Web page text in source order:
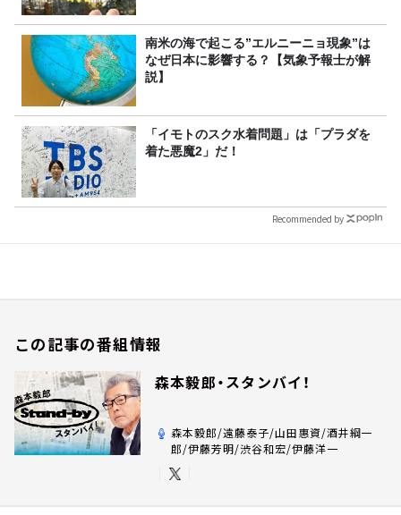
南米の海で起こる”エルニーニョ現象”は
なぜ日本に影響する？【気象予報士が解
説】
「イモトのスク水着問題」は「プラダを
着た悪魔2」だ！
Recommended by
この記事の番組情報
森本毅郎・スタンバイ！
森本毅郎/遠藤泰子/山田惠資/酒井綱一
郎/伊藤芳明/渋谷和宏/伊藤洋一